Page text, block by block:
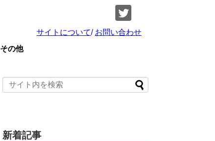
サイトについて/ お問い合わせ
その他
新着記事